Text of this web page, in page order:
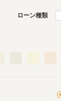
ローン種類